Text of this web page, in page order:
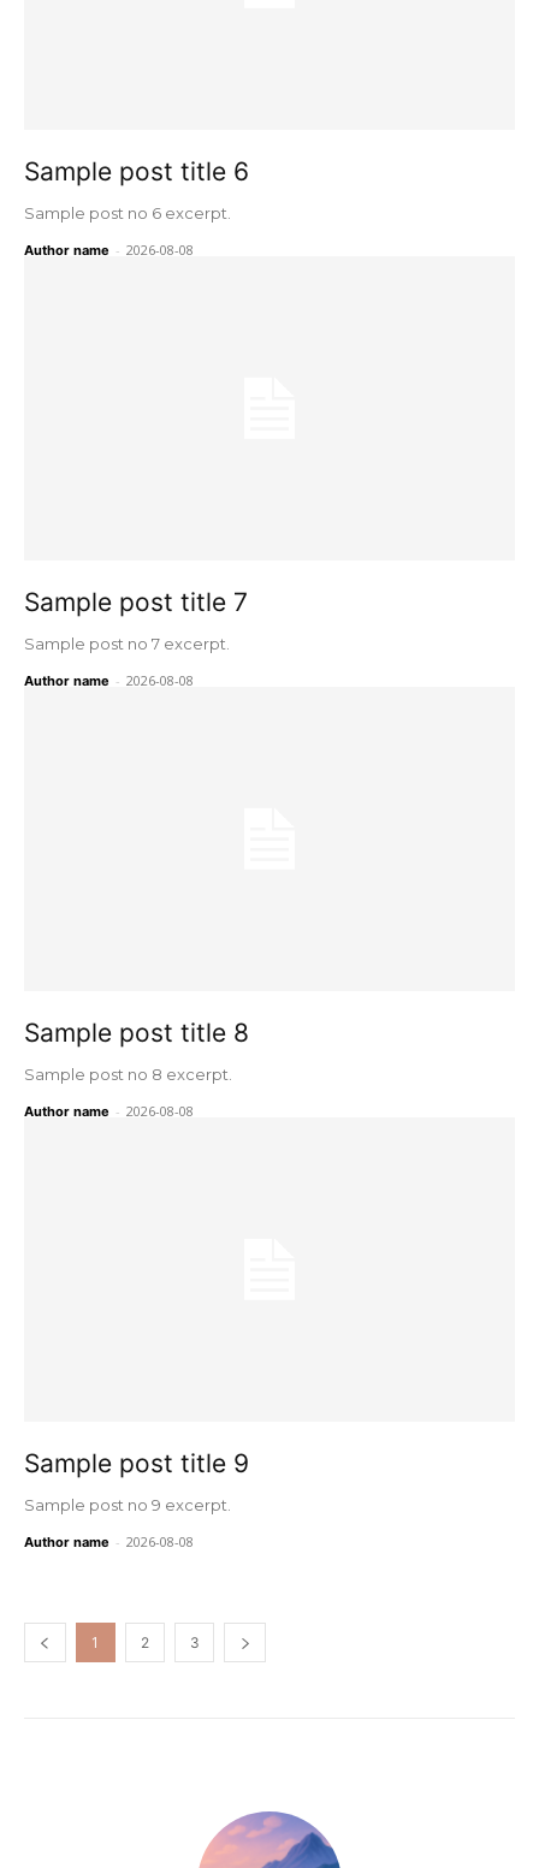
Sample post title 6
Sample post no 6 excerpt.
Author name - 2026-08-08
Sample post title 7
Sample post no 7 excerpt.
Author name - 2026-08-08
Sample post title 8
Sample post no 8 excerpt.
Author name - 2026-08-08
Sample post title 9
Sample post no 9 excerpt.
Author name - 2026-08-08
1 2 3